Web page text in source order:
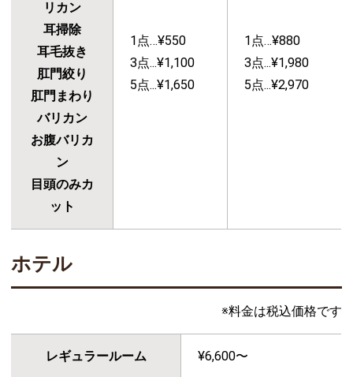
リカン
耳掃除
耳毛抜き
肛門絞り
肛門まわり
バリカン
お腹バリカ
ン
目頭のみカ
ット
1点…¥550
3点...¥1,100
5点...¥1,650
1点…¥880
3点...¥1,980
5点...¥2,970
ホテル
※料金は税込価格です
レギュラールーム ¥6,600〜